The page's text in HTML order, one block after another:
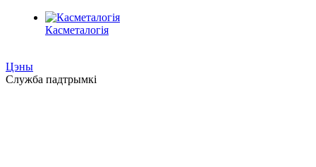
Касметалогія
Цэны
Служба падтрымкі